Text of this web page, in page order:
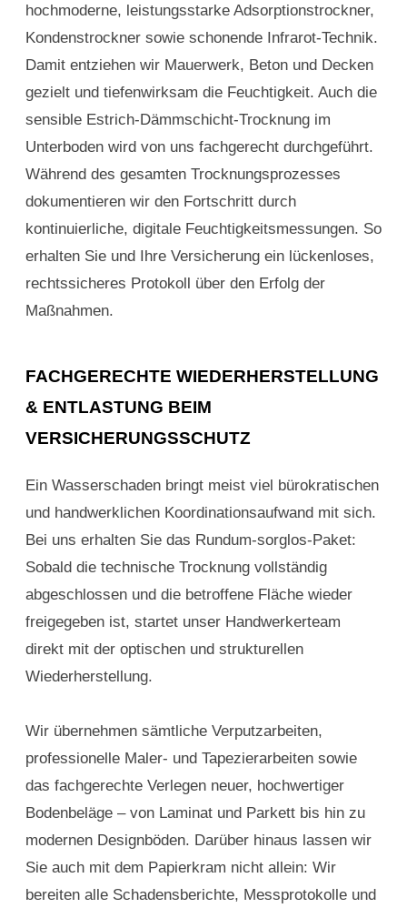
hochmoderne, leistungsstarke Adsorptionstrockner,
Kondenstrockner sowie schonende Infrarot-Technik.
Damit entziehen wir Mauerwerk, Beton und Decken
gezielt und tiefenwirksam die Feuchtigkeit. Auch die
sensible Estrich-Dämmschicht-Trocknung im
Unterboden wird von uns fachgerecht durchgeführt.
Während des gesamten Trocknungsprozesses
dokumentieren wir den Fortschritt durch
kontinuierliche, digitale Feuchtigkeitsmessungen. So
erhalten Sie und Ihre Versicherung ein lückenloses,
rechtssicheres Protokoll über den Erfolg der
Maßnahmen.
FACHGERECHTE WIEDERHERSTELLUNG
& ENTLASTUNG BEIM
VERSICHERUNGSSCHUTZ
Ein Wasserschaden bringt meist viel bürokratischen
und handwerklichen Koordinationsaufwand mit sich.
Bei uns erhalten Sie das Rundum-sorglos-Paket:
Sobald die technische Trocknung vollständig
abgeschlossen und die betroffene Fläche wieder
freigegeben ist, startet unser Handwerkerteam
direkt mit der optischen und strukturellen
Wiederherstellung.
Wir übernehmen sämtliche Verputzarbeiten,
professionelle Maler- und Tapezierarbeiten sowie
das fachgerechte Verlegen neuer, hochwertiger
Bodenbeläge – von Laminat und Parkett bis hin zu
modernen Designböden. Darüber hinaus lassen wir
Sie auch mit dem Papierkram nicht allein: Wir
bereiten alle Schadensberichte, Messprotokolle und